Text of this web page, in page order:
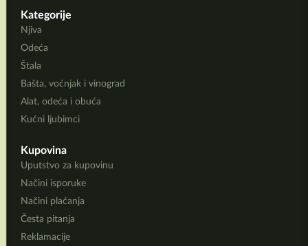
Kategorije
Njiva
Odeća
Štala
Bašta, voćnjak i vinograd
Alat, odeća i obuća
Kućni ljubimci
Kupovina
Uputstvo za kupovinu
Načini isporuke
Načini plaćanja
Česta pitanja
Reklamacije